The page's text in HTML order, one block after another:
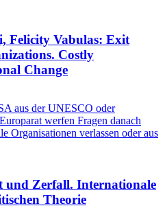
Felicity Vabulas: Exit
Costly
Change
aus der UNESCO oder
werfen Fragen danach
Organisationen verlassen oder aus
Zerfall. Internationale
Theorie